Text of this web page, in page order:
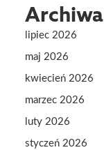
Archiwa
lipiec 2026
maj 2026
kwiecień 2026
marzec 2026
luty 2026
styczeń 2026